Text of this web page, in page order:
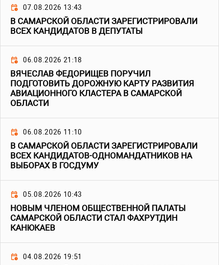
07.08.2026 13:43
В САМАРСКОЙ ОБЛАСТИ ЗАРЕГИСТРИРОВАЛИ
ВСЕХ КАНДИДАТОВ В ДЕПУТАТЫ
06.08.2026 21:18
ВЯЧЕСЛАВ ФЕДОРИЩЕВ ПОРУЧИЛ
ПОДГОТОВИТЬ ДОРОЖНУЮ КАРТУ РАЗВИТИЯ
АВИАЦИОННОГО КЛАСТЕРА В САМАРСКОЙ
ОБЛАСТИ
06.08.2026 11:10
В САМАРСКОЙ ОБЛАСТИ ЗАРЕГИСТРИРОВАЛИ
ВСЕХ КАНДИДАТОВ-ОДНОМАНДАТНИКОВ НА
ВЫБОРАХ В ГОСДУМУ
05.08.2026 10:43
НОВЫМ ЧЛЕНОМ ОБЩЕСТВЕННОЙ ПАЛАТЫ
САМАРСКОЙ ОБЛАСТИ СТАЛ ФАХРУТДИН
КАНЮКАЕВ
04.08.2026 19:51